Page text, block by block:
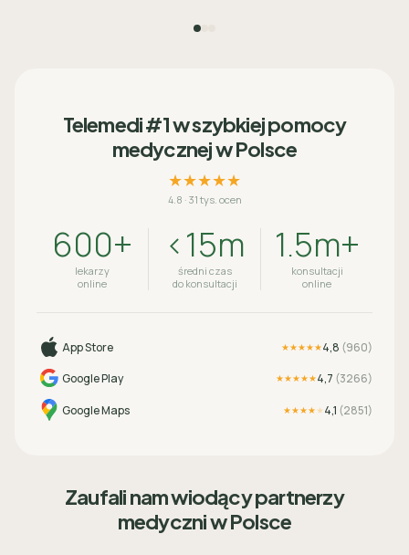
Telemedi #1 w szybkiej pomocy
medycznej w Polsce
★★★★★
4.8 · 31 tys. ocen
600+
lekarzy
online
<15m
średni czas
do konsultacji
1.5m+
konsultacji
online
App Store ★★★★★4,8 (960)
Google Play
★★★★★4,7 (3266)
Google Maps ★★★★★4,1 (2851)
Zaufali nam wiodący partnerzy
medyczni w Polsce